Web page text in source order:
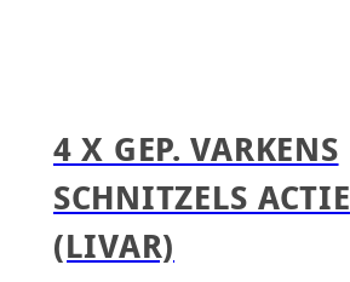
4 X GEP. VARKENS
SCHNITZELS ACTIE
(LIVAR)